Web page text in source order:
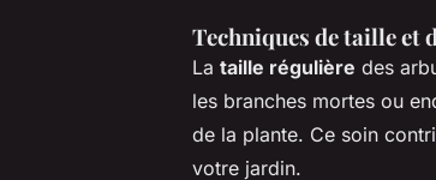
Techniques de taille et
La taille régulière des
les branches mortes ou
de la plante. Ce soin
votre jardin.